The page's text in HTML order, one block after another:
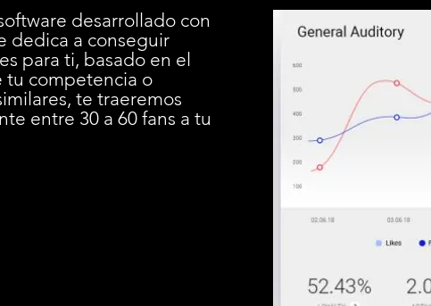
desarrollado con
dedica a conseguir
para ti, basado en el
tu competencia o
te traeremos
entre 30 a 60 fans a tu